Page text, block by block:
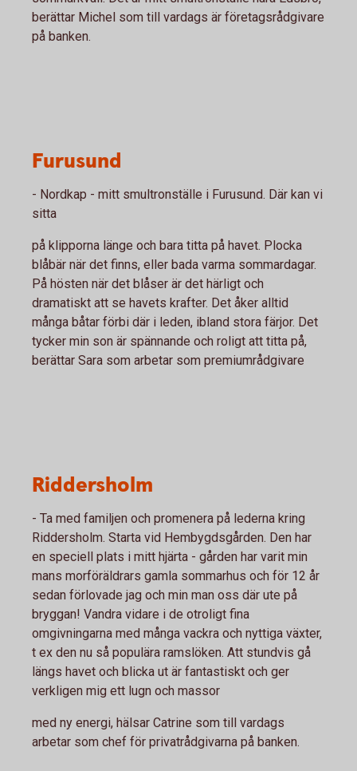
berättar Michel som till vardags är företagsrådgivare
på banken.
Furusund
- Nordkap - mitt smultronställe i Furusund. Där kan vi
sitta
på klipporna länge och bara titta på havet. Plocka
blåbär när det finns, eller bada varma sommardagar.
På hösten när det blåser är det härligt och
dramatiskt att se havets krafter. Det åker alltid
många båtar förbi där i leden, ibland stora färjor. Det
tycker min son är spännande och roligt att titta på,
berättar Sara som arbetar som premiumrådgivare
Riddersholm
- Ta med familjen och promenera på lederna kring
Riddersholm. Starta vid Hembygdsgården. Den har
en speciell plats i mitt hjärta - gården har varit min
mans morföräldrars gamla sommarhus och för 12 år
sedan förlovade jag och min man oss där ute på
bryggan! Vandra vidare i de otroligt fina
omgivningarna med många vackra och nyttiga växter,
t ex den nu så populära ramslöken. Att stundvis gå
längs havet och blicka ut är fantastiskt och ger
verkligen mig ett lugn och massor
med ny energi, hälsar Catrine som till vardags
arbetar som chef för privatrådgivarna på banken.